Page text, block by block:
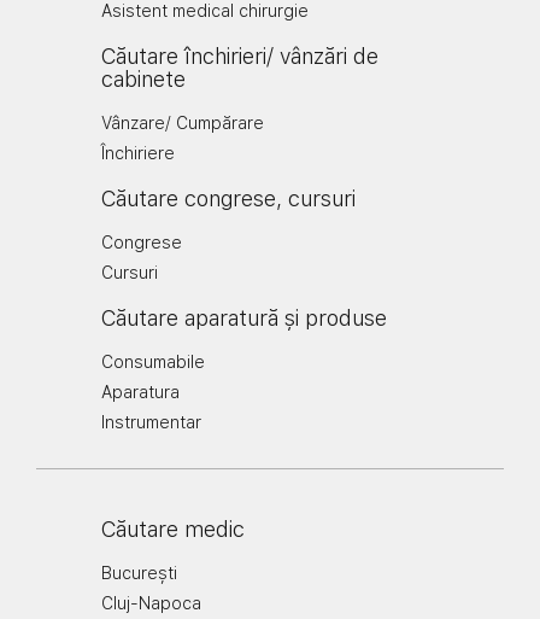
Asistent medical chirurgie
Căutare închirieri/ vânzări de
cabinete
Vânzare/ Cumpărare
Închiriere
Căutare congrese, cursuri
Congrese
Cursuri
Căutare aparatură și produse
Consumabile
Aparatura
Instrumentar
Căutare medic
București
Cluj-Napoca